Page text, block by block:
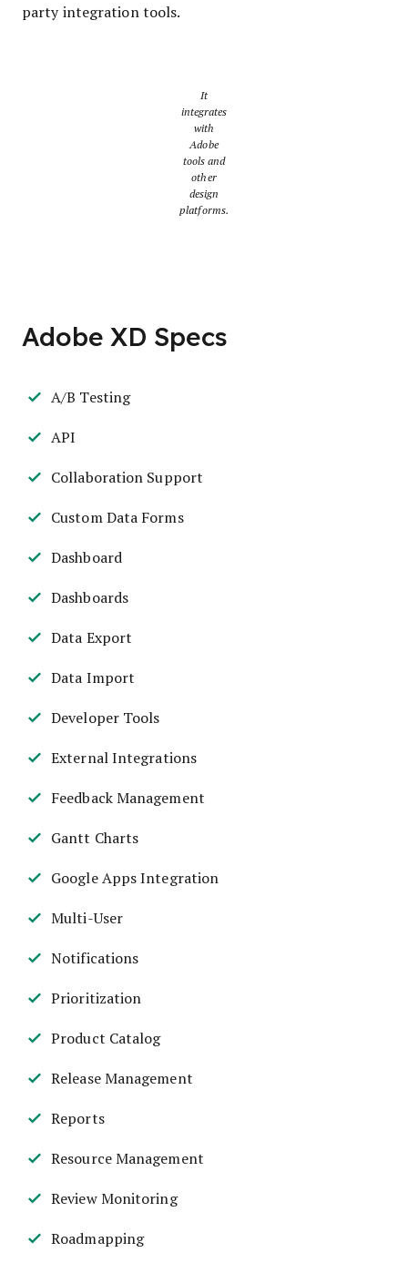
party integration tools.
It
integrates
with
Adobe
tools and
other
design
platforms.
Adobe XD Specs
A/B Testing
API
Collaboration Support
Custom Data Forms
Dashboard
Dashboards
Data Export
Data Import
Developer Tools
External Integrations
Feedback Management
Gantt Charts
Google Apps Integration
Multi-User
Notifications
Prioritization
Product Catalog
Release Management
Reports
Resource Management
Review Monitoring
Roadmapping